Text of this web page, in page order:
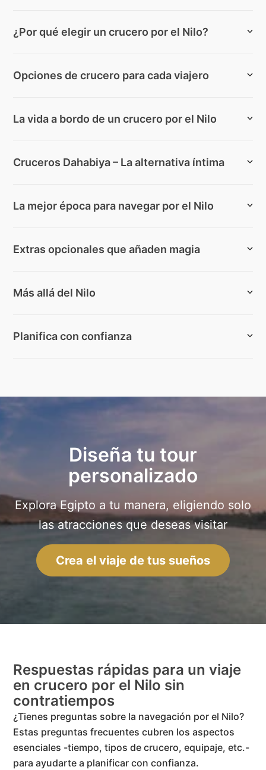
¿Por qué elegir un crucero por el Nilo?
Opciones de crucero para cada viajero
La vida a bordo de un crucero por el Nilo
Cruceros Dahabiya – La alternativa íntima
La mejor época para navegar por el Nilo
Extras opcionales que añaden magia
Más allá del Nilo
Planifica con confianza
Diseña tu tour
personalizado
Explora Egipto a tu manera, eligiendo solo
las atracciones que deseas visitar
Crea el viaje de tus sueños
Respuestas rápidas para un viaje
en crucero por el Nilo sin
contratiempos
¿Tienes preguntas sobre la navegación por el Nilo?
Estas preguntas frecuentes cubren los aspectos
esenciales -tiempo, tipos de crucero, equipaje, etc.-
para ayudarte a planificar con confianza.